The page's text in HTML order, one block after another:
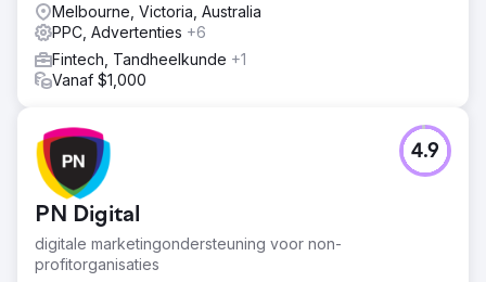
Resultaat
43x omzetgroei in de eerste 3 maanden +34% jaar-op-
jaar omzetgroei
Melbourne, Victoria, Australia
PPC, Advertenties +6
Fintech, Tandheelkunde +1
Vanaf $1,000
PN Digital
digitale marketingondersteuning voor non-
profitorganisaties
4.9